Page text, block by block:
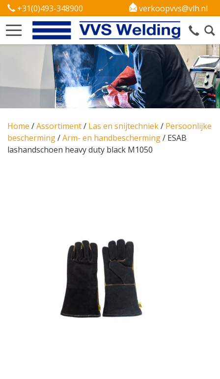
+31(0)493-348900 verkoopvvs@vlh.nl
Home /Assortiment/ Las en snijtechniek/ Persoonlijke
bescherming/Arm- en handbescherming/ ESAB
lashandschoen heavy duty black M1050